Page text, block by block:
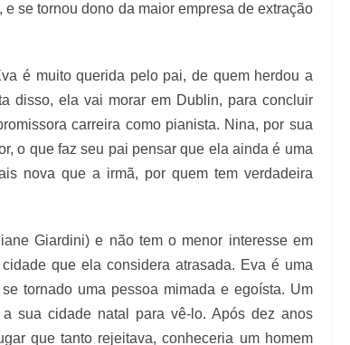
se tornou dono da maior empresa de extração
é muito querida pelo pai, de quem herdou a
disso, ela vai morar em Dublin, para concluir
carreira como pianista. Nina, por sua
o que faz seu pai pensar que ela ainda é uma
nova que a irmã, por quem tem verdadeira
Giardini) e não tem o menor interesse em
que ela considera atrasada. Eva é uma
tornado uma pessoa mimada e egoísta. Um
sua cidade natal para vê-lo. Após dez anos
que tanto rejeitava, conheceria um homem